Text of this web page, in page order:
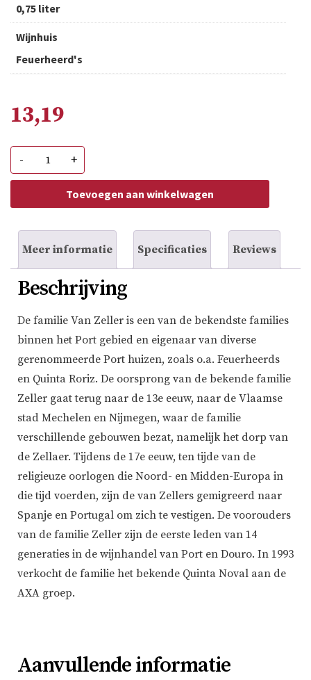
0,75 liter
Wijnhuis
Feuerheerd's
13,19
-
Feuerheerds
Reserva
Tawny
+
Toevoegen aan winkelwagen
Meer informatie Specificaties Reviews
Beschrijving
De familie Van Zeller is een van de bekendste families
binnen het Port gebied en eigenaar van diverse
gerenommeerde Port huizen, zoals o.a. Feuerheerds
en Quinta Roriz. De oorsprong van de bekende familie
Zeller gaat terug naar de 13e eeuw, naar de Vlaamse
stad Mechelen en Nijmegen, waar de familie
verschillende gebouwen bezat, namelijk het dorp van
de Zellaer. Tijdens de 17e eeuw, ten tijde van de
religieuze oorlogen die Noord- en Midden-Europa in
die tijd voerden, zijn de van Zellers gemigreerd naar
Spanje en Portugal om zich te vestigen. De voorouders
van de familie Zeller zijn de eerste leden van 14
generaties in de wijnhandel van Port en Douro. In 1993
verkocht de familie het bekende Quinta Noval aan de
AXA groep.
Aanvullende informatie